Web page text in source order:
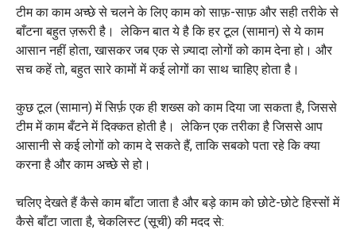
टीम का काम अच्छे से चलने के लिए काम को साफ़-साफ़ और सही तरीके से
बाँटना बहुत ज़रूरी है। लेकिन बात ये है कि हर टूल (सामान) से ये काम
आसान नहीं होता, खासकर जब एक से ज़्यादा लोगों को काम देना हो। और
सच कहें तो, बहुत सारे कामों में कई लोगों का साथ चाहिए होता है।
कुछ टूल (सामान) में सिर्फ़ एक ही शख्स को काम दिया जा सकता है, जिससे
टीम में काम बँटने में दिक्कत होती है। लेकिन एक तरीका है जिससे आप
आसानी से कई लोगों को काम दे सकते हैं, ताकि सबको पता रहे कि क्या
करना है और काम अच्छे से हो।
चलिए देखते हैं कैसे काम बाँटा जाता है और बड़े काम को छोटे-छोटे हिस्सों में
कैसे बाँटा जाता है, चेकलिस्ट (सूची) की मदद से: